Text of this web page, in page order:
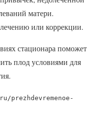
матери.
или коррекции.
стационара поможет
плод условиями для